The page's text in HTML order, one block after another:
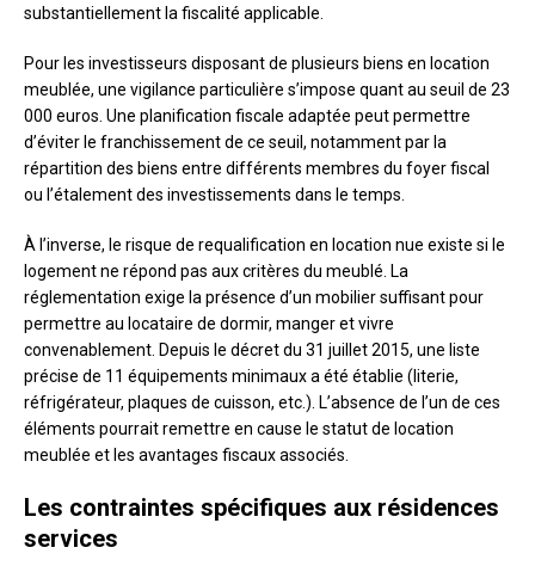
substantiellement la fiscalité applicable.
Pour les investisseurs disposant de plusieurs biens en location
meublée, une vigilance particulière s’impose quant au seuil de 23
000 euros. Une planification fiscale adaptée peut permettre
d’éviter le franchissement de ce seuil, notamment par la
répartition des biens entre différents membres du foyer fiscal
ou l’étalement des investissements dans le temps.
À l’inverse, le risque de requalification en location nue existe si le
logement ne répond pas aux critères du meublé. La
réglementation exige la présence d’un mobilier suffisant pour
permettre au locataire de dormir, manger et vivre
convenablement. Depuis le décret du 31 juillet 2015, une liste
précise de 11 équipements minimaux a été établie (literie,
réfrigérateur, plaques de cuisson, etc.). L’absence de l’un de ces
éléments pourrait remettre en cause le statut de location
meublée et les avantages fiscaux associés.
Les contraintes spécifiques aux résidences
services